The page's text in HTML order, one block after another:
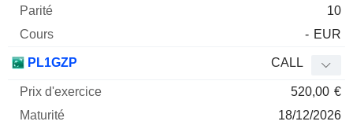
10
- EUR
PL1GZP CALL
520,00 €
18/12/2026